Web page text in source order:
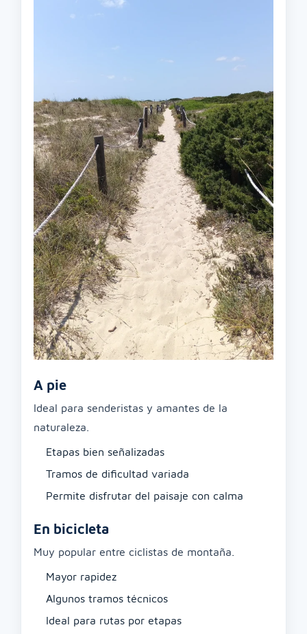
A pie
Ideal para senderistas y amantes de la
naturaleza.
Etapas bien señalizadas
Tramos de dificultad variada
Permite disfrutar del paisaje con calma
En bicicleta
Muy popular entre ciclistas de montaña.
Mayor rapidez
Algunos tramos técnicos
Ideal para rutas por etapas